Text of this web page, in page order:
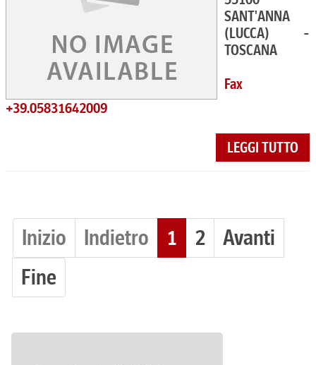
SANT'ANNA
(LUCCA) -
TOSCANA
Fax
+39.05831642009
LEGGI TUTTO
Inizio Indietro 1 2
Avanti
Fine